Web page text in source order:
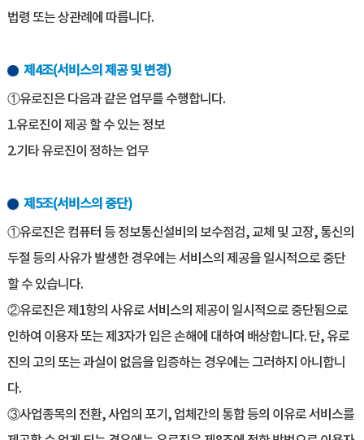
법령 또는 상관례에 따릅니다.
제4조(서비스의 제공 및 변경)
①유로진은 다음과 같은 업무를 수행합니다.
1.유로진이 제공 할 수 있는 정보
2.기타 유로진이 정하는 업무
제5조(서비스의 중단)
①유로진은 컴퓨터 등 정보통신설비의 보수점검, 교체 및 고장, 통신의
두절 등의 사유가 발생한 경우에는 서비스의 제공을 일시적으로 중단
할 수 있습니다.
②유로진은 제1항의 사유로 서비스의 제공이 일시적으로 중단됨으로
인하여 이용자 또는 제3자가 입은 손해에 대하여 배상합니다. 단, 유로
진의 고의 또는 과실이 없음을 입증하는 경우에는 그러하지 아니합니
다.
③사업종목의 전환, 사업의 포기, 업체간의 통합 등의 이유로 서비스를